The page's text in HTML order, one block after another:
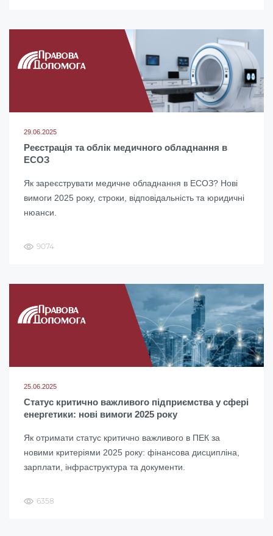
29.06.2025
Реєстрація та облік медичного обладнання в
ЕСОЗ
Як зареєструвати медичне обладнання в ЕСОЗ? Нові
вимоги 2025 року, строки, відповідальність та юридичні
нюанси.
9074
25.06.2025
Статус критично важливого підприємства у сфері
енергетики: нові вимоги 2025 року
Як отримати статус критично важливого в ПЕК за
новими критеріями 2025 року: фінансова дисципліна,
зарплати, інфраструктура та документи.
6358